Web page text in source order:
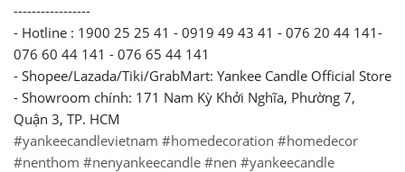
-----------------
- Hotline : 1900 25 25 41 - 0919 49 43 41 - 076 20 44 141-
076 60 44 141 - 076 65 44 141
- Shopee/Lazada/Tiki/GrabMart: Yankee Candle Official Store
- Showroom chính: 171 Nam Kỳ Khởi Nghĩa, Phường 7,
Quận 3, TP. HCM
#yankeecandlevietnam #homedecoration #homedecor
#nenthom #nenyankeecandle #nen #yankeecandle